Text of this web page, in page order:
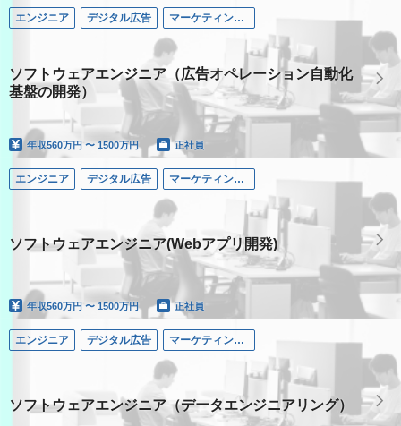
エンジニア デジタル広告 マーケティングコミュニケーション領域
ソフトウェアエンジニア（広告オペレーション自動化
基盤の開発）
年収560万円 〜 1500万円 正社員
エンジニア デジタル広告 マーケティングコミュニケーション領域
ソフトウェアエンジニア(Webアプリ開発)
年収560万円 〜 1500万円 正社員
エンジニア デジタル広告 マーケティングコミュニケーション領域
ソフトウェアエンジニア（データエンジニアリング）